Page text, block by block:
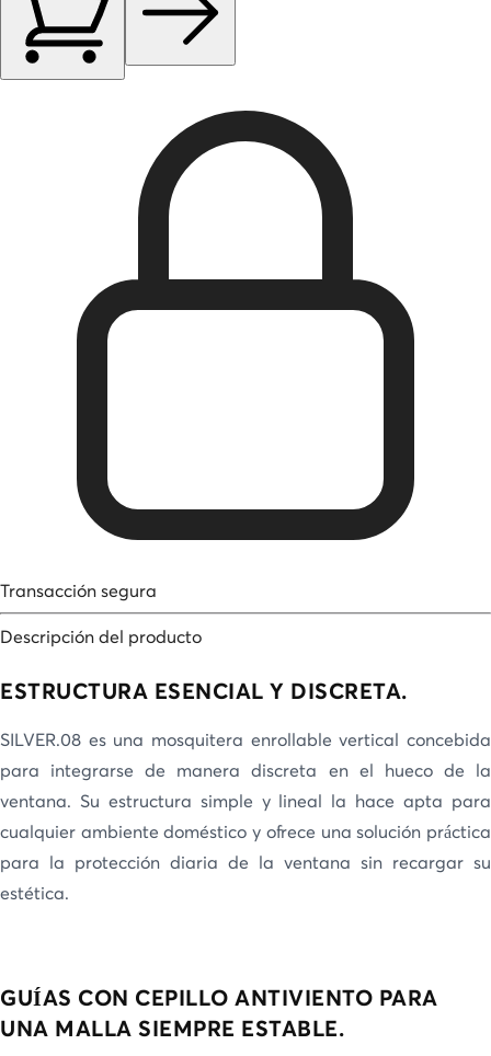
Transacción segura
Descripción del producto
ESTRUCTURA ESENCIAL Y DISCRETA.
SILVER.08 es una mosquitera enrollable vertical concebida
para integrarse de manera discreta en el hueco de la
ventana. Su estructura simple y lineal la hace apta para
cualquier ambiente doméstico y ofrece una solución práctica
para la protección diaria de la ventana sin recargar su
estética.
GUÍAS CON CEPILLO ANTIVIENTO PARA
UNA MALLA SIEMPRE ESTABLE.